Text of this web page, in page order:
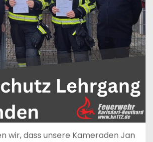
wir, dass unsere Kameraden Jan